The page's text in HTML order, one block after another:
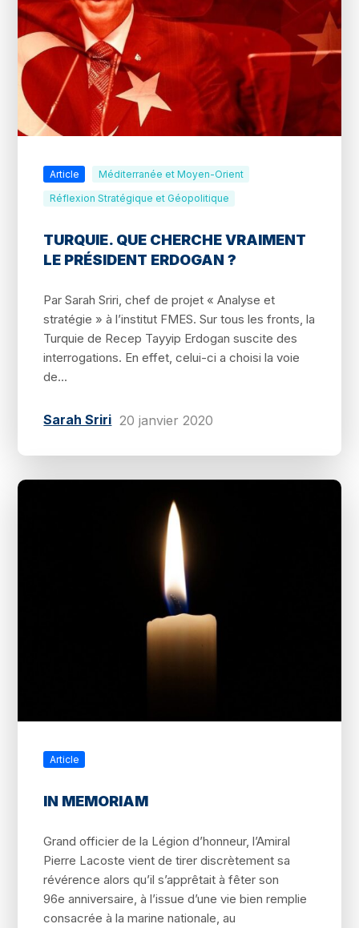
Article Méditerranée et Moyen-Orient
Réflexion Stratégique et Géopolitique
TURQUIE. QUE CHERCHE VRAIMENT
LE PRÉSIDENT ERDOGAN ?
Par Sarah Sriri, chef de projet « Analyse et
stratégie » à l’institut FMES. Sur tous les fronts, la
Turquie de Recep Tayyip Erdogan suscite des
interrogations. En effet, celui-ci a choisi la voie
de...
Sarah Sriri 20 janvier 2020
Article
IN MEMORIAM
Grand officier de la Légion d’honneur, l’Amiral
Pierre Lacoste vient de tirer discrètement sa
révérence alors qu’il s’apprêtait à fêter son
96e anniversaire, à l’issue d’une vie bien remplie
consacrée à la marine nationale, au